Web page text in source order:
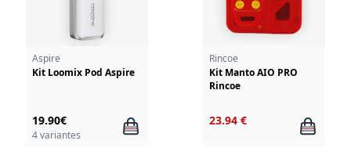
Aspire
Kit Loomix Pod Aspire
19.90€
4 variantes
Rincoe
Kit Manto AIO PRO
Rincoe
23.94 €